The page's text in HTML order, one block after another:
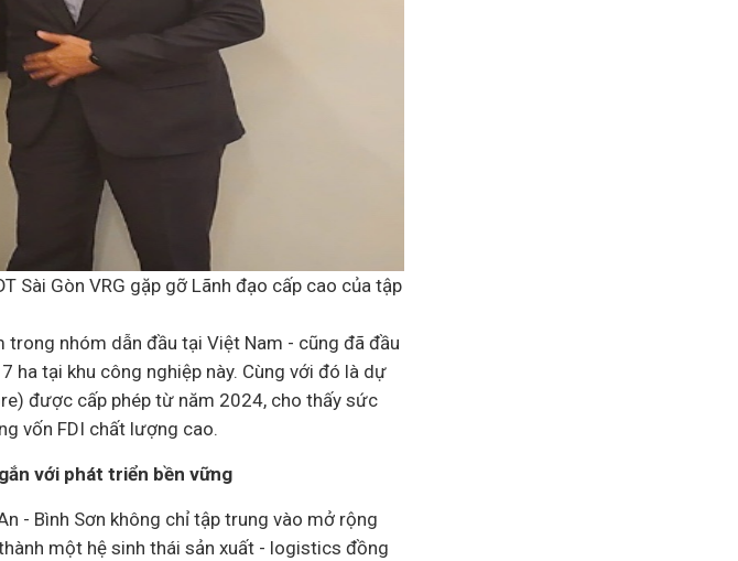
Sài Gòn VRG gặp gỡ Lãnh đạo cấp cao của tập
nhóm dẫn đầu tại Việt Nam - cũng đã đầu
ha tại khu công nghiệp này. Cùng với đó là dự
được cấp phép từ năm 2024, cho thấy sức
vốn FDI chất lượng cao.
với phát triển bền vững
- Bình Sơn không chỉ tập trung vào mở rộng
một hệ sinh thái sản xuất - logistics đồng